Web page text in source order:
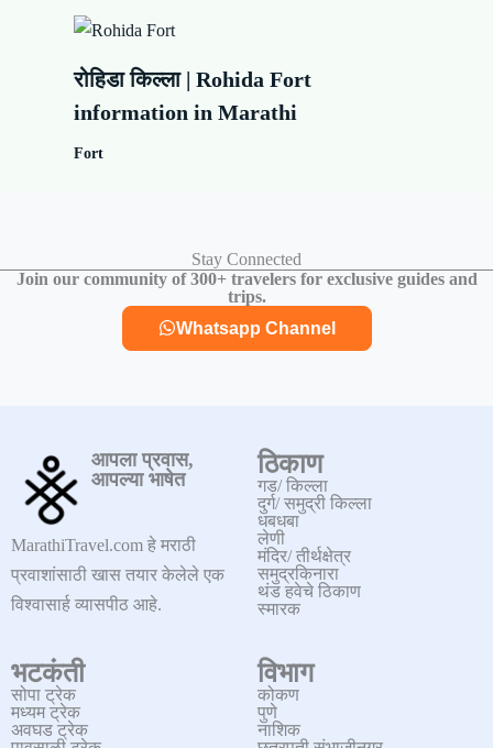
रोहिडा किल्ला | Rohida Fort
information in Marathi
Fort
Stay Connected
Join our community of 300+ travelers for exclusive guides and
trips.
Whatsapp Channel
आपला प्रवास,
आपल्या भाषेत
MarathiTravel.com हे मराठी
प्रवाशांसाठी खास तयार केलेले एक
विश्वासार्ह व्यासपीठ आहे.
ठिकाण
गड/ किल्ला
दुर्ग/ समुद्री किल्ला
धबधबा
लेणी
मंदिर/ तीर्थक्षेत्र
समुद्रकिनारा
थंड हवेचे ठिकाण
स्मारक
भटकंती
सोपा ट्रेक
मध्यम ट्रेक
अवघड ट्रेक
विभाग
कोकण
पुणे
नाशिक